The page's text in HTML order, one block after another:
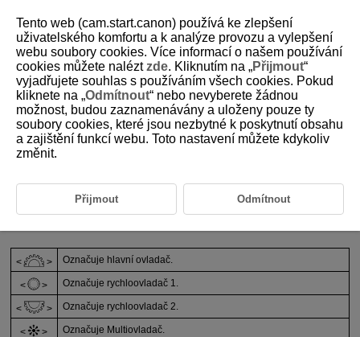
D090-006
Informace o této příručce
Ikony v této příručce
Ikony v této příručce
Označuje hlavní ovladač.
Označuje rychloovladač 1.
Označuje rychloovladač 2.
Označuje Multiovladač.
Tento web (cam.start.canon) používá ke zlepšení
uživatelského komfortu a k analýze provozu a vylepšení
webu soubory cookies. Více informací o našem používání
cookies můžete naléztzde. Kliknutím na „Přijmout“
vyjadřujete souhlas s používáním všech cookies. Pokud
kliknete na „Odmítnout“ nebo nevyberete žádnou
možnost, budou zaznamenávány a uloženy pouze ty
soubory cookies, které jsou nezbytné k poskytnutí obsahu
a zajištění funkcí webu. Toto nastavení můžete kdykoliv
změnit.
Přijmout Odmítnout